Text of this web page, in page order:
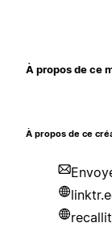
À propos de ce
À propos de ce